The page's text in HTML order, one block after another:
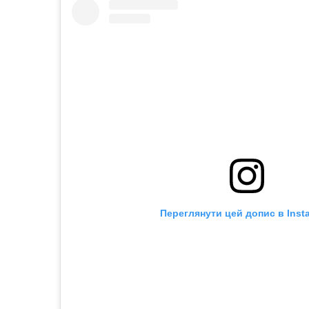
Переглянути цей допис в